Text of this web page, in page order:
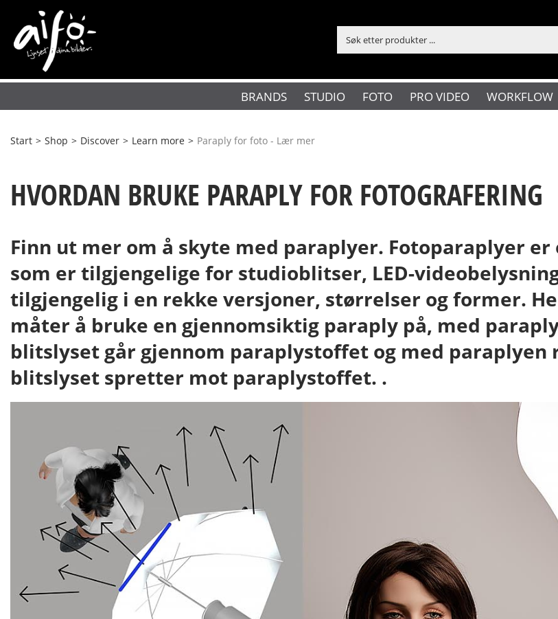
BRANDS STUDIO FOTO PRO VIDEO WORKFLOW
Start > Shop > Discover > Learn more > Paraply for foto - Lær mer
HVORDAN BRUKE PARAPLY FOR FOTOGRAFERING
Finn ut mer om å skyte med paraplyer. Fotoparaplyer
som er tilgjengelige for studioblitser, LED-
tilgjengelig i en rekke versjoner, størrelser og former.
måter å bruke en gjennomsiktig paraply på, med
blitslyset går gjennom paraplystoffet og med
blitslyset spretter mot paraplystoffet. .